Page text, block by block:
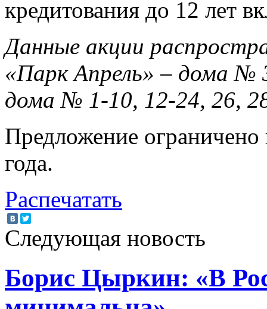
кредитования до 12 лет
Данные акции
«Парк Апрель» – дома №
дома № 1-10, 12-24, 26,
Предложение
года.
Распечатать
Следующая новость
Борис Цыркин: «В